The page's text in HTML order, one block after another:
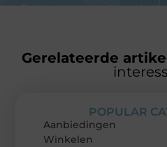
Gerelateerde
POPULAR
Aanbiedingen
Winkelen